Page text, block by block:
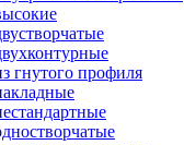
гнутого профиля